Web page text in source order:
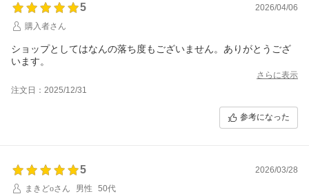
5
2026/04/06
購入者さん
ショップとしてはなんの落ち度もございません。ありがとうござ
います。
さらに表示
注文日：2025/12/31
参考になった
5
2026/03/28
まきどoさん
男性 50代